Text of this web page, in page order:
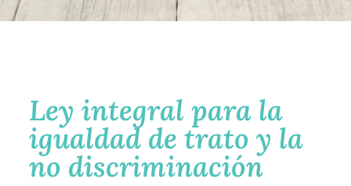
Ley integral para la
igualdad de trato y la
no discriminación